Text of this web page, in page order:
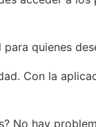
quienes
Con la
No hay